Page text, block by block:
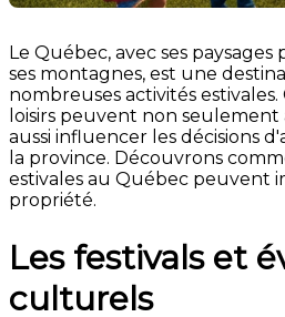
Le Québec, avec ses paysages
ses montagnes, est une
nombreuses activités
loisirs peuvent non seulement
aussi influencer les décisions
la province. Découvrons
estivales au Québec peuvent
propriété.
Les festivals et
culturels